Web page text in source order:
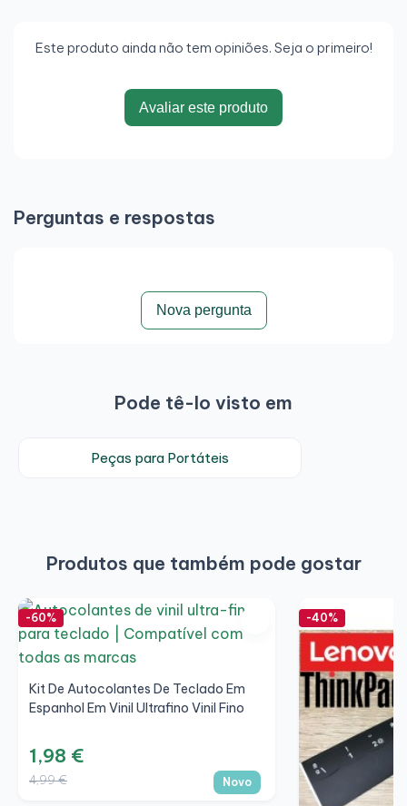
Este produto ainda não tem opiniões. Seja o primeiro!
Avaliar este produto
Perguntas e respostas
Nova pergunta
Pode tê-lo visto em
Peças para Portáteis
Produtos que também pode gostar
-60%
Kit De Autocolantes De Teclado Em
Espanhol Em Vinil Ultrafino Vinil Fino
1,98 €
4,99 € Novo
-40%